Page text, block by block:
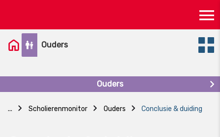
content
Ouders
... Scholierenmonitor Ouders Conclusie & duiding
Ouders